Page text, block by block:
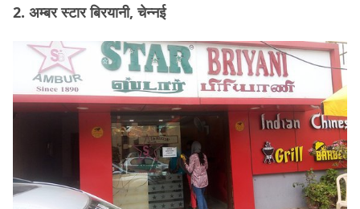
2. अम्बर स्टार बिरयानी, चेन्नई